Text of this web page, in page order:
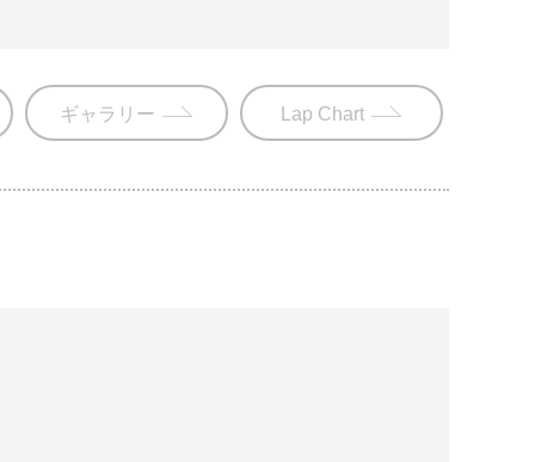
ギャラリー Lap Chart